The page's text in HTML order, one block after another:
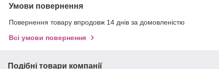
Умови повернення
Повернення товару впродовж 14 днів за домовленістю
Всі умови повернення
Подібні товари компанії